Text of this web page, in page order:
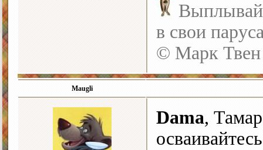
в свои
© Марк Твен
Maugli
Dama,